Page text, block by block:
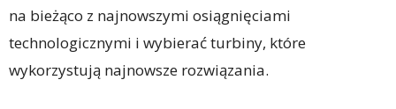
na bieżąco z najnowszymi osiągnięciami
technologicznymi i wybierać turbiny, które
wykorzystują najnowsze rozwiązania.